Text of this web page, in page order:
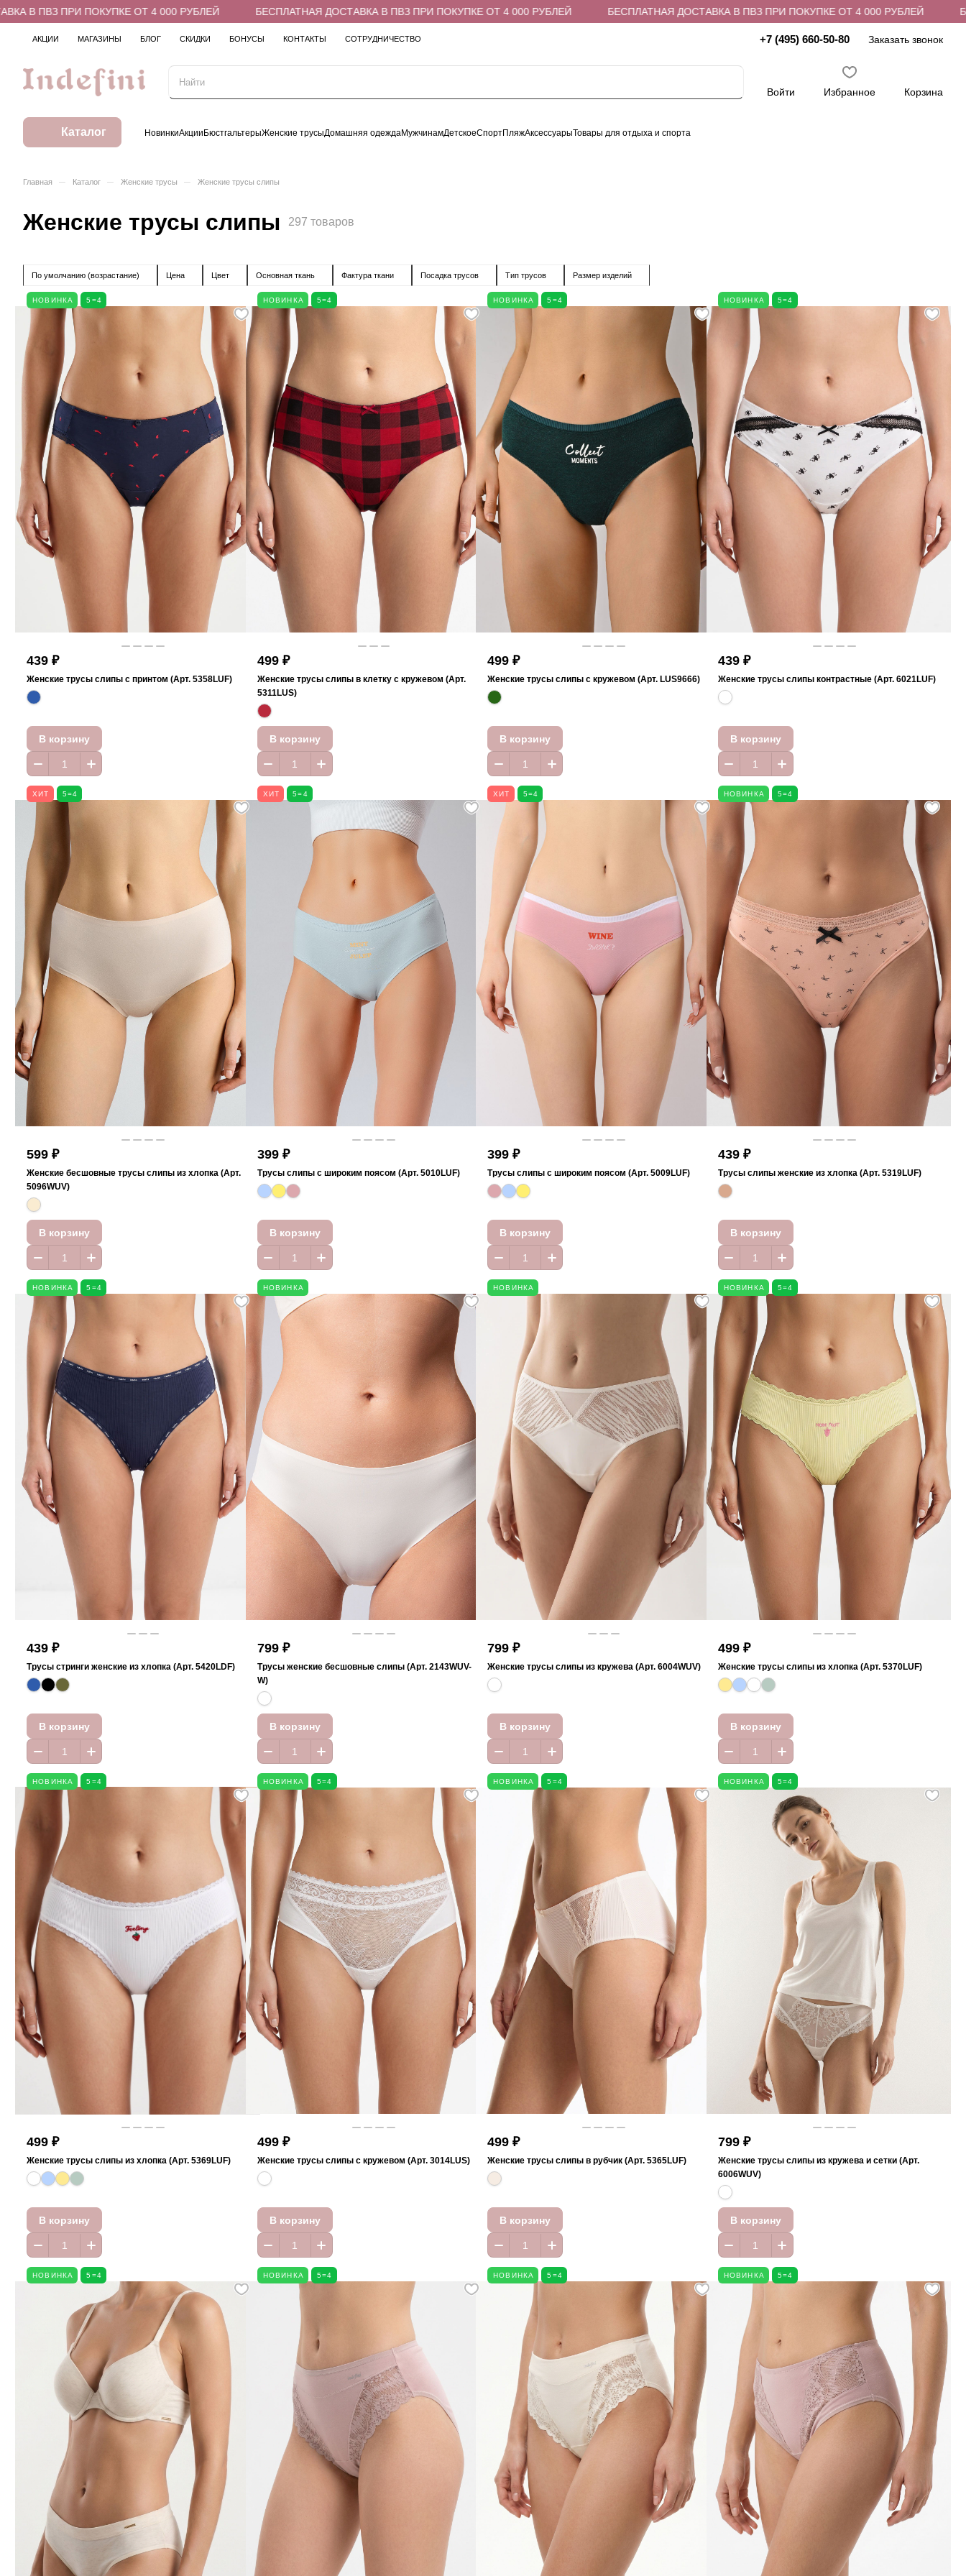
ПОКУПКЕ ОТ 4 000 РУБЛЕЙ БЕСПЛАТНАЯ ДОСТАВКА В ПВЗ ПРИ ПОКУПКЕ ОТ 4 000 РУБЛЕЙ БЕСПЛАТНАЯ ДОСТАВКА В ПВЗ ПРИ ПОКУПКЕ ОТ 4 000 РУБЛЕЙ БЕСПЛАТНАЯ
АКЦИИ МАГАЗИНЫ БЛОГ СКИДКИ БОНУСЫ КОНТАКТЫ СОТРУДНИЧЕСТВО +7 (495) 660-50-80 Заказать звонок
Войти Избранное Корзина
Каталог НовинкиАкцииБюстгальтерыЖенские трусыДомашняя одеждаМужчинамДетскоеСпортПляжАксессуарыТовары для отдыха и спорта
Главная – Каталог – Женские трусы – Женские трусы слипы
Женские трусы слипы 297 товаров
По умолчанию (возрастание) Цена Цвет Основная ткань Фактура ткани Посадка трусов Тип трусов Размер изделий
НОВИНКА 5=4
439 ₽
Женские трусы слипы с принтом (Арт. 5358LUF)
В корзину
НОВИНКА 5=4
499 ₽
Женские трусы слипы в клетку с кружевом (Арт.
5311LUS)
В корзину
НОВИНКА 5=4
499 ₽
Женские трусы слипы с кружевом (Арт. LUS9666)
В корзину
НОВИНКА 5=4
439 ₽
Женские трусы слипы контрастные (Арт. 6021LUF)
В корзину
ХИТ 5=4
599 ₽
Женские бесшовные трусы слипы из хлопка (Арт.
5096WUV)
В корзину
ХИТ 5=4
399 ₽
Трусы слипы с широким поясом (Арт. 5010LUF)
В корзину
ХИТ 5=4
399 ₽
Трусы слипы с широким поясом (Арт. 5009LUF)
В корзину
НОВИНКА 5=4
439 ₽
Трусы слипы женские из хлопка (Арт. 5319LUF)
В корзину
НОВИНКА 5=4
439 ₽
Трусы стринги женские из хлопка (Арт. 5420LDF)
В корзину
НОВИНКА
799 ₽
Трусы женские бесшовные слипы (Арт. 2143WUV-
W)
В корзину
НОВИНКА
799 ₽
Женские трусы слипы из кружева (Арт. 6004WUV)
В корзину
НОВИНКА 5=4
499 ₽
Женские трусы слипы из хлопка (Арт. 5370LUF)
В корзину
НОВИНКА 5=4
499 ₽
Женские трусы слипы из хлопка (Арт. 5369LUF)
В корзину
НОВИНКА 5=4
499 ₽
Женские трусы слипы с кружевом (Арт. 3014LUS)
В корзину
НОВИНКА 5=4
499 ₽
Женские трусы слипы в рубчик (Арт. 5365LUF)
В корзину
НОВИНКА 5=4
799 ₽
Женские трусы слипы из кружева и сетки (Арт.
6006WUV)
В корзину
НОВИНКА 5=4 НОВИНКА 5=4 НОВИНКА 5=4 НОВИНКА 5=4